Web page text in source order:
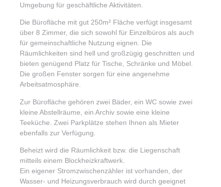
Umgebung für geschäftliche Aktivitäten.
Die Bürofläche mit gut 250m² Fläche verfügt insgesamt
über 8 Zimmer, die sich sowohl für Einzelbüros als auch
für gemeinschaftliche Nutzung eignen. Die
Räumlichkeiten sind hell und großzügig geschnitten und
bieten genügend Platz für Tische, Schränke und Möbel.
Die großen Fenster sorgen für eine angenehme
Arbeitsatmosphäre.
Zur Bürofläche gehören zwei Bäder, ein WC sowie zwei
kleine Abstellräume, ein Archiv sowie eine kleine
Teeküche. Zwei Parkplätze stehen Ihnen als Mieter
ebenfalls zur Verfügung.
Beheizt wird die Räumlichkeit bzw. die Liegenschaft
mitteils einem Blockheizkraftwerk.
Ein eigener Stromzwischenzähler ist vorhanden, der
Wasser- und Heizungsverbrauch wird durch geeignet